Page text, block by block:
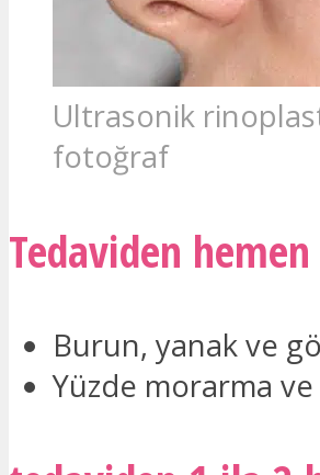
Ultrasonik
fotoğraf
Tedaviden
Burun, yanak ve
Yüzde morarma ve